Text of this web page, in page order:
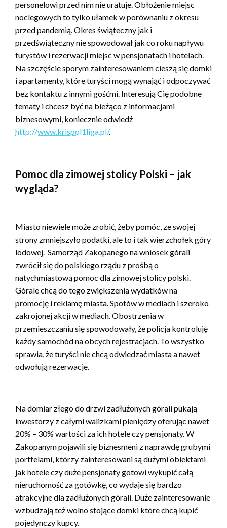
personelowi przed nim nie uratuje. Obłożenie miejsc
noclegowych to tylko ułamek w porównaniu z okresu
przed pandemią. Okres świąteczny jak i
przedświąteczny nie spowodował jak co roku napływu
turystów i rezerwacji miejsc w pensjonatach i hotelach.
Na szczęście sporym zainteresowaniem cieszą się domki
i apartamenty, które turyści mogą wynająć i odpoczywać
bez kontaktu z innymi gośćmi. Interesują Cię podobne
tematy i chcesz być na bieżąco z informacjami
biznesowymi, koniecznie odwiedź
http://www.krispol1liga.pl/.
Pomoc dla zimowej stolicy Polski – jak
wygląda?
Miasto niewiele może zrobić, żeby pomóc, ze swojej
strony zmniejszyło podatki, ale to i tak wierzchołek góry
lodowej. Samorząd Zakopanego na wniosek górali
zwrócił się do polskiego rządu z prośbą o
natychmiastową pomoc dla zimowej stolicy polski.
Górale chcą do tego zwiększenia wydatków na
promocję i reklamę miasta. Spotów w mediach i szeroko
zakrojonej akcji w mediach. Obostrzenia w
przemieszczaniu się spowodowały, że policja kontroluję
każdy samochód na obcych rejestracjach. To wszystko
sprawia, że turyści nie chcą odwiedzać miasta a nawet
odwołują rezerwacje.
Na domiar złego do drzwi zadłużonych górali pukają
inwestorzy z całymi walizkami pieniędzy oferując nawet
20% – 30% wartości za ich hotele czy pensjonaty. W
Zakopanym pojawili się biznesmeni z naprawdę grubymi
portfelami, którzy zainteresowani są dużymi obiektami
jak hotele czy duże pensjonaty gotowi wykupić całą
nieruchomość za gotówkę, co wydaje się bardzo
atrakcyjne dla zadłużonych górali. Duże zainteresowanie
wzbudzają też wolno stojące domki które chcą kupić
pojedynczy kupcy.